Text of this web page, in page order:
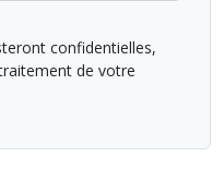
confidentielles,
de votre